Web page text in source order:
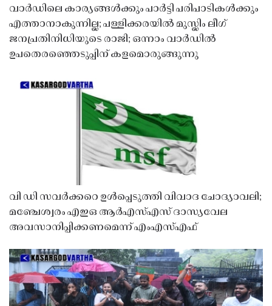
വാർഡിലെ കാര്യങ്ങൾക്കും പാർട്ടി പരിപാടികൾക്കും
എത്താനാകുന്നില്ല; പള്ളിക്കരയിൽ മുസ്ലിം ലീഗ്
ജനപ്രതിനിധിയുടെ രാജി; ഒന്നാം വാർഡിൽ
ഉപതെരഞ്ഞെടുപ്പിന് കളമൊരുങ്ങുന്നു
വി ഡി സവർക്കറെ ഉൾപ്പെടുത്തി വിവാദ ചോദ്യാവലി;
മഞ്ചേശ്വരം എഇഒ ആർഎസ്എസ് ദാസ്യവേല
അവസാനിപ്പിക്കണമെന്ന് എംഎസ്എഫ്